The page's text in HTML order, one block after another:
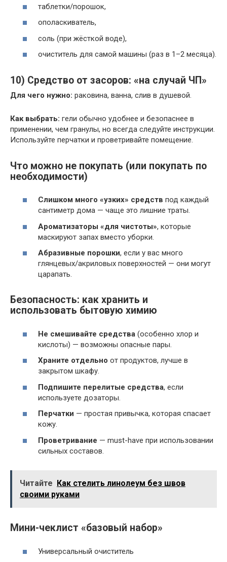
таблетки/порошок,
ополаскиватель,
соль (при жёсткой воде),
очиститель для самой машины (раз в 1–2 месяца).
10) Средство от засоров: «на случай ЧП»
Для чего нужно: раковина, ванна, слив в душевой.
Как выбрать: гели обычно удобнее и безопаснее в
применении, чем гранулы, но всегда следуйте инструкции.
Используйте перчатки и проветривайте помещение.
Что можно не покупать (или покупать по
необходимости)
Слишком много «узких» средств под каждый
сантиметр дома — чаще это лишние траты.
Ароматизаторы «для чистоты», которые
маскируют запах вместо уборки.
Абразивные порошки, если у вас много
глянцевых/акриловых поверхностей — они могут
царапать.
Безопасность: как хранить и
использовать бытовую химию
Не смешивайте средства (особенно хлор и
кислоты) — возможны опасные пары.
Храните отдельно от продуктов, лучше в
закрытом шкафу.
Подпишите перелитые средства, если
используете дозаторы.
Перчатки — простая привычка, которая спасает
кожу.
Проветривание — must-have при использовании
сильных составов.
Читайте Как стелить линолеум без швов
своими руками
Мини-чеклист «базовый набор»
Универсальный очиститель